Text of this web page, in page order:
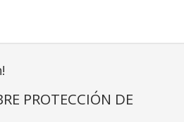
PROTECCIÓN DE